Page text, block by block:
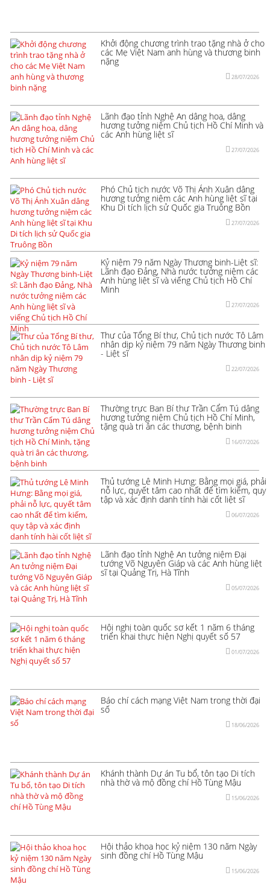
Khởi động chương trình trao tặng nhà ở cho
các Mẹ Việt Nam anh hùng và thương binh
nặng
28/07/2026
Lãnh đạo tỉnh Nghệ An dâng hoa, dâng
hương tưởng niệm Chủ tịch Hồ Chí Minh và
các Anh hùng liệt sĩ
27/07/2026
Phó Chủ tịch nước Võ Thị Ánh Xuân dâng
hương tưởng niệm các Anh hùng liệt sĩ tại
Khu Di tích lịch sử Quốc gia Truông Bồn
27/07/2026
Kỷ niệm 79 năm Ngày Thương binh-Liệt sĩ:
Lãnh đạo Đảng, Nhà nước tưởng niệm các
Anh hùng liệt sĩ và viếng Chủ tịch Hồ Chí
Minh
27/07/2026
Thư của Tổng Bí thư, Chủ tịch nước Tô Lâm
nhân dịp kỷ niệm 79 năm Ngày Thương binh
- Liệt sĩ
22/07/2026
Thường trực Ban Bí thư Trần Cẩm Tú dâng
hương tưởng niệm Chủ tịch Hồ Chí Minh,
tặng quà tri ân các thương, bệnh binh
16/07/2026
Thủ tướng Lê Minh Hưng: Bằng mọi giá, phải
nỗ lực, quyết tâm cao nhất để tìm kiếm, quy
tập và xác định danh tính hài cốt liệt sĩ
06/07/2026
Lãnh đạo tỉnh Nghệ An tưởng niệm Đại
tướng Võ Nguyên Giáp và các Anh hùng liệt
sĩ tại Quảng Trị, Hà Tĩnh
05/07/2026
Hội nghị toàn quốc sơ kết 1 năm 6 tháng
triển khai thực hiện Nghị quyết số 57
01/07/2026
Báo chí cách mạng Việt Nam trong thời đại
số
18/06/2026
Khánh thành Dự án Tu bổ, tôn tạo Di tích
nhà thờ và mộ đồng chí Hồ Tùng Mậu
15/06/2026
Hội thảo khoa học kỷ niệm 130 năm Ngày
sinh đồng chí Hồ Tùng Mậu
15/06/2026